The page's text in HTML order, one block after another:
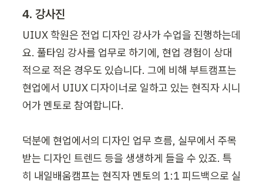
4. 강사진
UIUX 학원은 전업 디자인 강사가 수업을 진행하는데
요. 풀타임 강사를 업무로 하기에, 현업 경험이 상대
적으로 적은 경우도 있습니다. 그에 비해 부트캠프는
현업에서 UIUX 디자이너로 일하고 있는 현직자 시니
어가 멘토로 참여합니다.
덕분에 현업에서의 디자인 업무 흐름, 실무에서 주목
받는 디자인 트렌드 등을 생생하게 들을 수 있죠. 특
히 내일배움캠프는 현직자 멘토의 1:1 피드백으로 실